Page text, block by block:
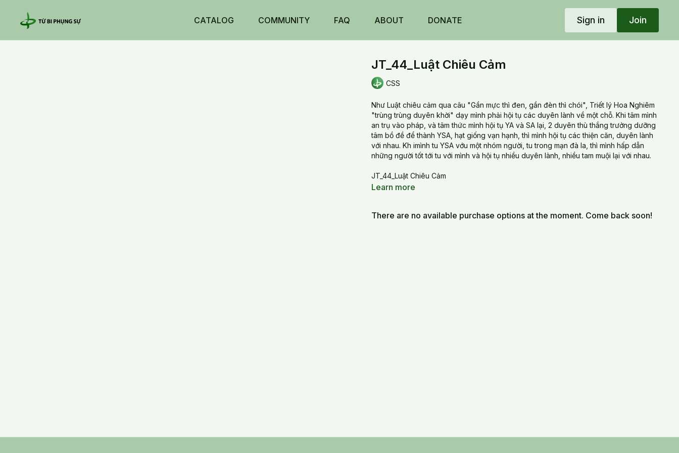
CATALOG COMMUNITY FAQ ABOUT DONATE Sign in Join
JT_44_Luật Chiêu Cảm
CSS
Như Luật chiêu cảm qua câu "Gần mực thì đen, gần đèn thì chói", Triết lý Hoa Nghiêm
"trùng trùng duyên khời" dạy mình phải hội tụ các duyên lành về một chỗ. Khi tâm mình
an trụ vào pháp, và tâm thức mình hội tụ YA và SA lại, 2 duyên thù thắng trưởng dưỡng
tâm bồ đề để thành YSA, hạt giống vạn hạnh, thì mình hội tụ các thiện căn, duyên lành
với nhau. Kh imình tu YSA vớu một nhóm người, tu trong mạn đà la, thì mình hấp dẫn
những người tốt tới tu với mình và hội tụ nhiều duyên lành, nhiều tam muội lại với nhau.
JT_44_Luật Chiêu Cảm
Learn more
There are no available purchase options at the moment. Come back soon!